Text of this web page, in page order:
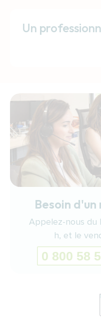
Un
Besoin
Appelez-nous du
h, et le